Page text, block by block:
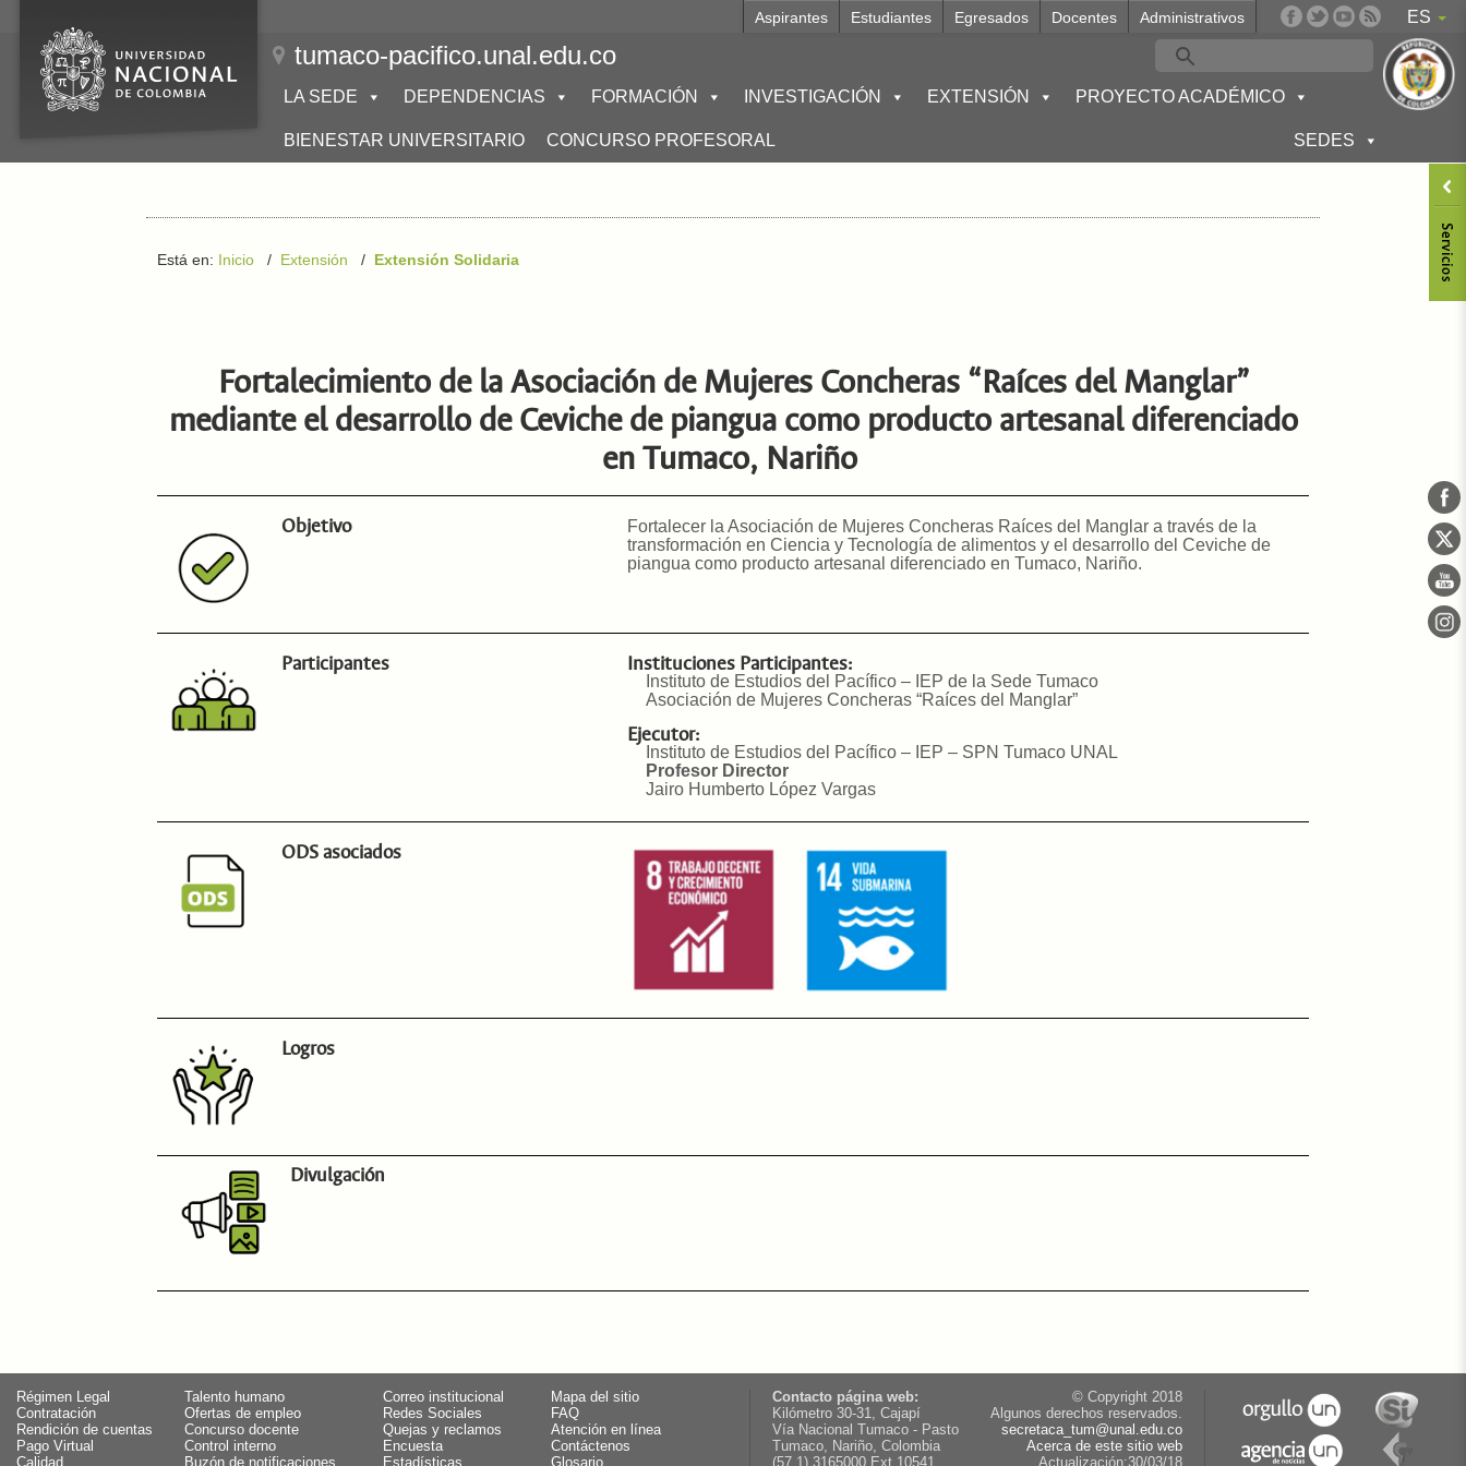
ES
Aspirantes Estudiantes Egresados Docentes Administrativos
tumaco-pacifico.unal.edu.co
LA SEDE DEPENDENCIAS FORMACIÓN INVESTIGACIÓN EXTENSIÓN PROYECTO ACADÉMICO
BIENESTAR UNIVERSITARIO CONCURSO PROFESORAL SEDES
Está en: Inicio / Extensión / Extensión Solidaria
Fortalecimiento de la Asociación de Mujeres Concheras “Raíces del Manglar”
mediante el desarrollo de Ceviche de piangua como producto artesanal diferenciado
en Tumaco, Nariño
Objetivo
Fortalecer la Asociación de Mujeres Concheras Raíces del Manglar a través de la
transformación en Ciencia y Tecnología de alimentos y el desarrollo del Ceviche de
piangua como producto artesanal diferenciado en Tumaco, Nariño.
Participantes Instituciones Participantes:
Instituto de Estudios del Pacífico – IEP de la Sede Tumaco
Asociación de Mujeres Concheras “Raíces del Manglar”
Ejecutor:
Instituto de Estudios del Pacífico – IEP – SPN Tumaco UNAL
Profesor Director
Jairo Humberto López Vargas
ODS asociados
Logros
Divulgación
Régimen Legal
Talento humano
Contratación
Ofertas de empleo
Rendición de cuentas
Concurso docente
Pago Virtual
Control interno
Calidad
Buzón de notificaciones
Correo institucional
Mapa del sitio
Redes Sociales
FAQ
Quejas y reclamos
Atención en línea
Encuesta
Contáctenos
Estadísticas
Glosario
Contacto página web:
Kilómetro 30-31, Cajapí
Vía Nacional Tumaco - Pasto
Tumaco, Nariño, Colombia
(57 1) 3165000 Ext.10541
© Copyright 2018
Algunos derechos reservados.
secretaca_tum@unal.edu.co
Acerca de este sitio web
Actualización:30/03/18